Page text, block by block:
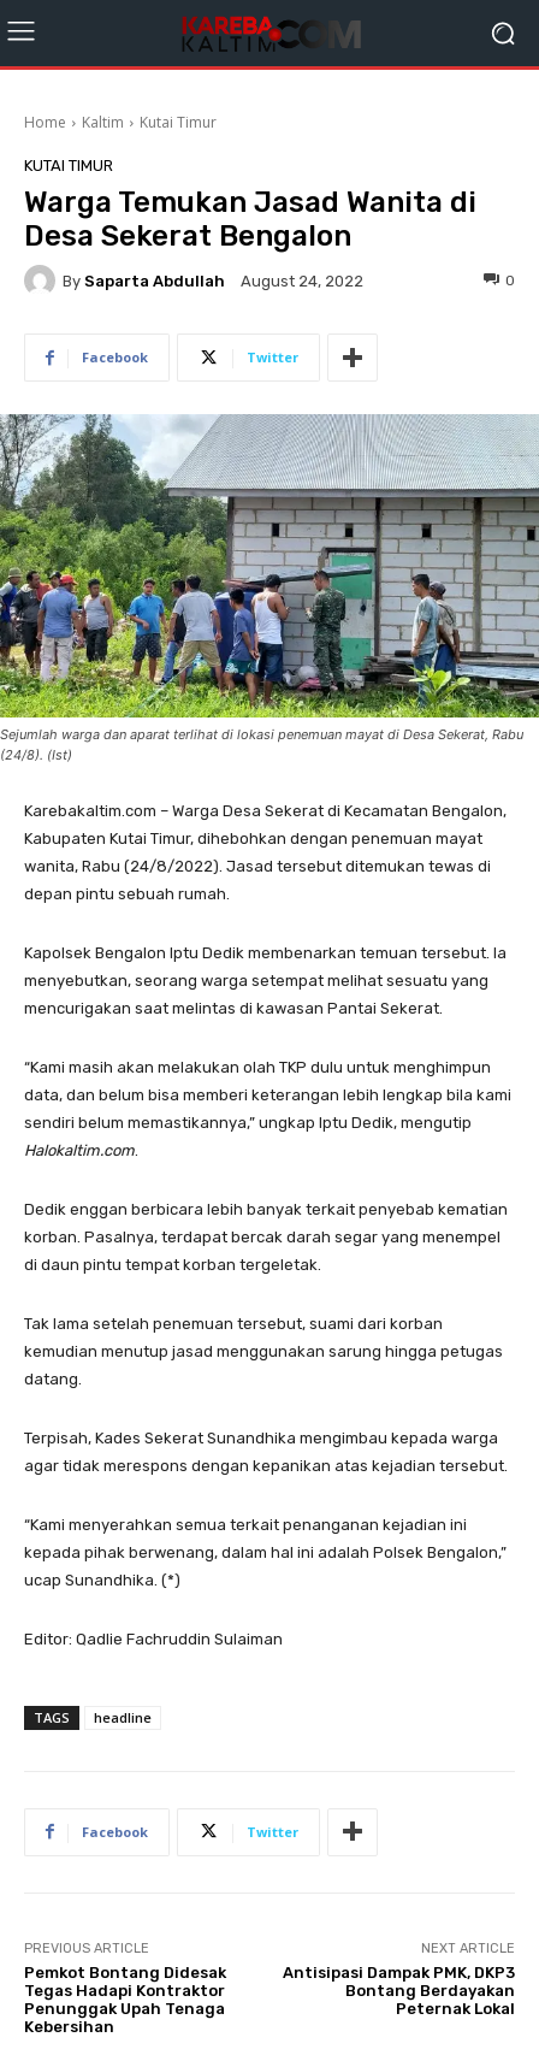
Home Kaltim Kutai Timur
KUTAI TIMUR
Warga Temukan Jasad Wanita di
Desa Sekerat Bengalon
By Saparta Abdullah August 24, 2022 0
Facebook Twitter
Sejumlah warga dan aparat terlihat di lokasi penemuan mayat di Desa Sekerat, Rabu
(24/8). (Ist)
Karebakaltim.com – Warga Desa Sekerat di Kecamatan Bengalon,
Kabupaten Kutai Timur, dihebohkan dengan penemuan mayat
wanita, Rabu (24/8/2022). Jasad tersebut ditemukan tewas di
depan pintu sebuah rumah.
Kapolsek Bengalon Iptu Dedik membenarkan temuan tersebut. Ia
menyebutkan, seorang warga setempat melihat sesuatu yang
mencurigakan saat melintas di kawasan Pantai Sekerat.
“Kami masih akan melakukan olah TKP dulu untuk menghimpun
data, dan belum bisa memberi keterangan lebih lengkap bila kami
sendiri belum memastikannya,” ungkap Iptu Dedik, mengutip
Halokaltim.com
Dedik enggan berbicara lebih banyak terkait penyebab kematian
korban. Pasalnya, terdapat bercak darah segar yang menempel
di daun pintu tempat korban tergeletak.
Tak lama setelah penemuan tersebut, suami dari korban
kemudian menutup jasad menggunakan sarung hingga petugas
datang.
Terpisah, Kades Sekerat Sunandhika mengimbau kepada warga
agar tidak merespons dengan kepanikan atas kejadian tersebut.
“Kami menyerahkan semua terkait penanganan kejadian ini
kepada pihak berwenang, dalam hal ini adalah Polsek Bengalon,”
ucap Sunandhika. (*)
Editor: Qadlie Fachruddin Sulaiman
TAGS headline
Facebook Twitter
PREVIOUS ARTICLE
Pemkot Bontang Didesak
Tegas Hadapi Kontraktor
Penunggak Upah Tenaga
Kebersihan
NEXT ARTICLE
Antisipasi Dampak PMK, DKP3
Bontang Berdayakan
Peternak Lokal